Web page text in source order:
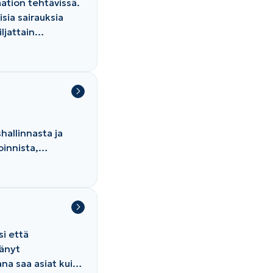
sairauksia
ja
että
saa asiat kuin